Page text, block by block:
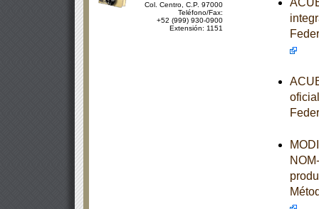
Col. Centro, C.P. 97000
Teléfono/Fax:
+52 (999) 930-0900
Extensión: 1151